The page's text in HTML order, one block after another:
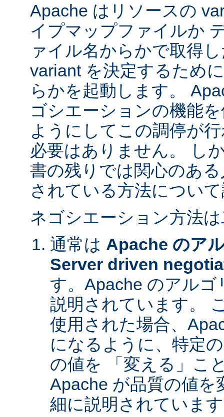
Apache はリソースの
イプマップファイルか
ァイル名からかで取得
variant を決定するため
らかを起動します。
ゴシエーションの機能
ようにしてこの調停が
必要はありません。 し
書の残りでは関心のあ
されている方法につい
ネゴシエーション方法
通常は Apache のア
Server driven
す。Apache のアル
説明されています。
使用された場合、
になるように、特定
の値を 「変える」こ
Apache が品質の値を
細に説明されていま